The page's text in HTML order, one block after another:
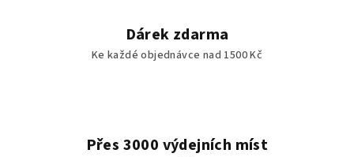
Dárek zdarma
Ke každé objednávce nad 1500 Kč
Přes 3000 výdejních míst